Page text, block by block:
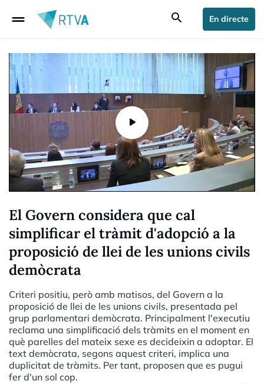
drag_handle search En directe
El Govern considera que cal
simplificar el tràmit d'adopció a la
proposició de llei de les unions civils
demòcrata
Criteri positiu, però amb matisos, del Govern a la
proposició de llei de les unions civils, presentada pel
grup parlamentari demòcrata. Principalment l'executiu
reclama una simplificació dels tràmits en el moment en
què parelles del mateix sexe es decideixin a adoptar. El
text demòcrata, segons aquest criteri, implica una
duplicitat de tràmits. Per tant, proposen que es pugui
fer d'un sol cop.